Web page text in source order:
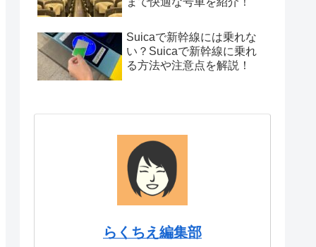
Suicaで新幹線には乗れな
い？Suicaで新幹線に乗れ
る方法や注意点を解説！
らくちえ編集部